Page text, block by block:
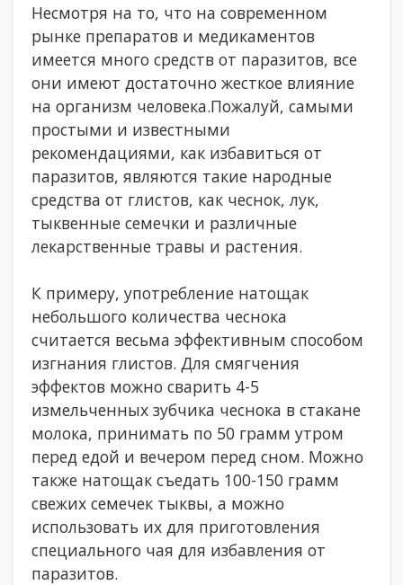
Несмотря на то, что на современном
рынке препаратов и медикаментов
имеется много средств от паразитов, все
они имеют достаточно жесткое влияние
на организм человека.Пожалуй, самыми
простыми и известными
рекомендациями, как избавиться от
паразитов, являются такие народные
средства от глистов, как чеснок, лук,
тыквенные семечки и различные
лекарственные травы и растения.
К примеру, употребление натощак
небольшого количества чеснока
считается весьма эффективным способом
изгнания глистов. Для смягчения
эффектов можно сварить 4-5
измельченных зубчика чеснока в стакане
молока, принимать по 50 грамм утром
перед едой и вечером перед сном. Можно
также натощак съедать 100-150 грамм
свежих семечек тыквы, а можно
использовать их для приготовления
специального чая для избавления от
паразитов.